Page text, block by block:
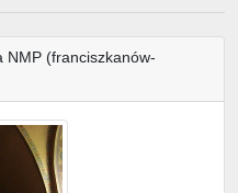
NMP (franciszkanów-